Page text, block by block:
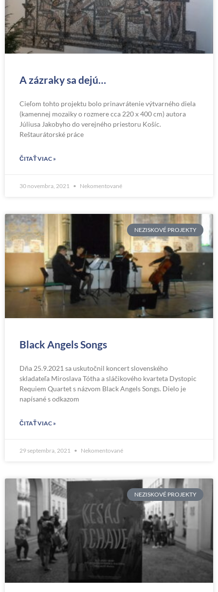
A zázraky sa dejú…
Cieľom tohto projektu bolo prinavrátenie výtvarného diela
(kamennej mozaiky o rozmere cca 220 x 400 cm) autora
Júliusa Jakobyho do verejného priestoru Košíc.
Reštaurátorské práce
ČITAŤ VIAC »
30 novembra, 2021 Nekomentované
NEZISKOVÉ PROJEKTY
Black Angels Songs
Dňa 25.9.2021 sa uskutočnil koncert slovenského
skladateľa Miroslava Tótha a sláčikového kvarteta Dystopic
Requiem Quartet s názvom Black Angels Songs. Dielo je
napísané s odkazom
ČITAŤ VIAC »
29 septembra, 2021 Nekomentované
NEZISKOVÉ PROJEKTY